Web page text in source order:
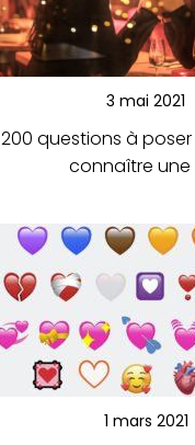
3 mai 2021
200 questions à
connaître une
1 mars 2021